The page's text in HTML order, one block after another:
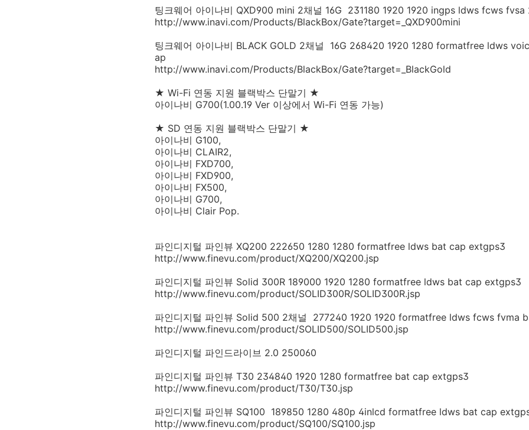
팅크웨어 아이나비 QXD900 mini 2채널 16G 231180 1920 1920 ingps ldws fcws
http://www.inavi.com/Products/BlackBox/Gate?target=_QXD900mini
팅크웨어 아이나비 BLACK GOLD 2채널 16G 268420 1920 1280 formatfree ldws
ap
http://www.inavi.com/Products/BlackBox/Gate?target=_BlackGold
★ Wi-Fi 연동 지원 블랙박스 단말기 ★
아이나비 G700(1.00.19 Ver 이상에서 Wi-Fi 연동 가능)
★ SD 연동 지원 블랙박스 단말기 ★
아이나비 G100,
아이나비 CLAIR2,
아이나비 FXD700,
아이나비 FXD900,
아이나비 FX500,
아이나비 G700,
아이나비 Clair Pop.
파인디지털 파인뷰 XQ200 222650 1280 1280 formatfree ldws bat cap extgps3
http://www.finevu.com/product/XQ200/XQ200.jsp
파인디지털 파인뷰 Solid 300R 189000 1920 1280 formatfree ldws bat cap extgps3
http://www.finevu.com/product/SOLID300R/SOLID300R.jsp
파인디지털 파인뷰 Solid 500 2채널 277240 1920 1920 formatfree ldws fcws fvma
http://www.finevu.com/product/SOLID500/SOLID500.jsp
파인디지털 파인드라이브 2.0 250060
파인디지털 파인뷰 T30 234840 1920 1280 formatfree bat cap extgps3
http://www.finevu.com/product/T30/T30.jsp
파인디지털 파인뷰 SQ100 189850 1280 480p 4inlcd formatfree ldws bat cap
http://www.finevu.com/product/SQ100/SQ100.jsp